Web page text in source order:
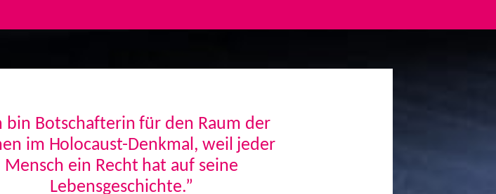
bin Botschafterin für den Raum der
im Holocaust-Denkmal, weil jeder
Mensch ein Recht hat auf seine
Lebensgeschichte.”